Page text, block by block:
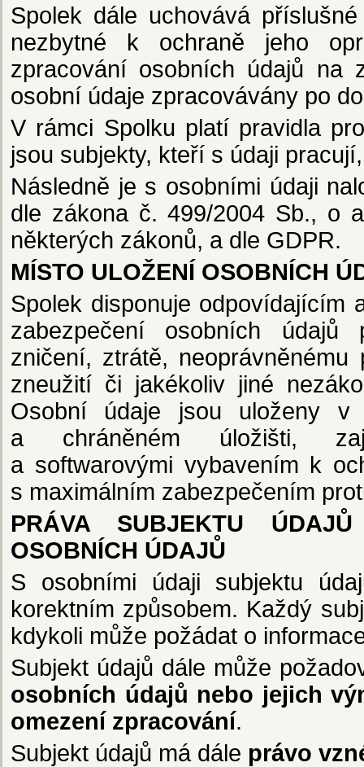
Spolek dále uchovává
nezbytné k ochraně jeho
zpracování osobních údajů na
osobní údaje zpracovávány po
V rámci Spolku platí pravidla
jsou subjekty, kteří s údaji
Následně je s osobními údaji
dle zákona č. 499/2004 Sb., o
některých zákonů, a dle GDPR.
MÍSTO ULOŽENÍ OSOBNÍCH
Spolek disponuje odpovídajícím
zabezpečení osobních údajů
zničení, ztrátě, neoprávněnému
zneužití či jakékoliv jiné
Osobní údaje jsou uloženy v
a chráněném úložišti,
a softwarovými vybavením k
s maximálním zabezpečením
PRÁVA SUBJEKTU
OSOBNÍCH ÚDAJŮ
S osobními údaji subjektu
korektním způsobem. Každý
kdykoli může požádat o
Subjekt údajů dále může
osobních údajů nebo jejich
omezení zpracování.
Subjekt údajů má dále právo